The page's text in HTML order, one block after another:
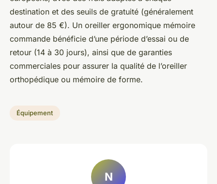
destination et des seuils de gratuité (généralement
autour de 85 €). Un oreiller ergonomique mémoire
commande bénéficie d’une période d’essai ou de
retour (14 à 30 jours), ainsi que de garanties
commerciales pour assurer la qualité de l’oreiller
orthopédique ou mémoire de forme.
Équipement
N